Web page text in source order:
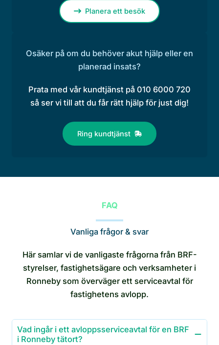
Planera ett besök
Osäker på om du behöver akut hjälp eller en
planerad insats?
Prata med vår kundtjänst på 010 6000 720
så ser vi till att du får rätt hjälp för just dig!
Ring kundtjänst
FAQ
Vanliga frågor & svar
Här samlar vi de vanligaste frågorna från BRF-
styrelser, fastighetsägare och verksamheter i
Ronneby som överväger ett serviceavtal för
fastighetens avlopp.
Vad ingår i ett avloppsserviceavtal för en BRF
i Ronneby tätort?